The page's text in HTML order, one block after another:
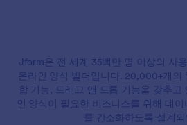
Jform은 전 세계 35백만 명 이상의 사
온라인 양식 빌더입니다. 20,000+개의
합 기능, 드래그 앤 드롭 기능을 갖추고
인 양식이 필요한 비즈니스를 위해 데
를 간소화하도록 설계